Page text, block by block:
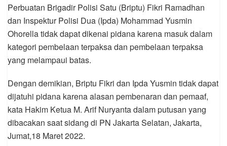
Perbuatan Brigadir Polisi Satu (Briptu) Fikri Ramadhan
dan Inspektur Polisi Dua (Ipda) Mohammad Yusmin
Ohorella tidak dapat dikenai pidana karena masuk dalam
kategori pembelaan terpaksa dan pembelaan terpaksa
yang melampaui batas.
Dengan demikian, Briptu Fikri dan Ipda Yusmin tidak dapat
dijatuhi pidana karena alasan pembenaran dan pemaaf,
kata Hakim Ketua M. Arif Nuryanta dalam putusan yang
dibacakan saat sidang di PN Jakarta Selatan, Jakarta,
Jumat,18 Maret 2022.